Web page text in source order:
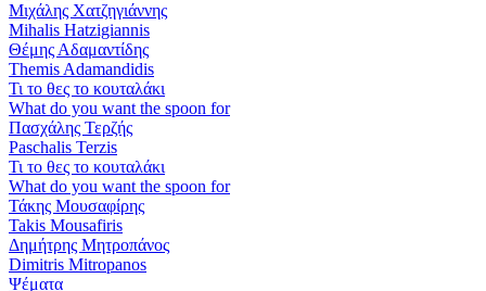
Μιχάλης Χατζηγιάννης
Mihalis Hatzigiannis
Θέμης Αδαμαντίδης
Themis Adamandidis
Τι το θες το κουταλάκι
What do you want the spoon for
Πασχάλης Τερζής
Paschalis Terzis
Τι το θες το κουταλάκι
What do you want the spoon for
Τάκης Μουσαφίρης
Takis Mousafiris
Δημήτρης Μητροπάνος
Dimitris Mitropanos
Ψέματα